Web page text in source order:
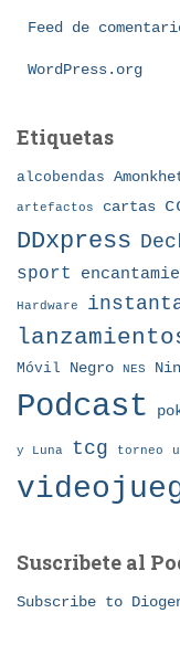
Feed de
WordPress.org
Etiquetas
alcobendas
artefactos cartas
DDxpress
sport
Hardware
Móvil Negro NES
Podcast
y Luna tcg torneo
Suscribete al
Subscribe to